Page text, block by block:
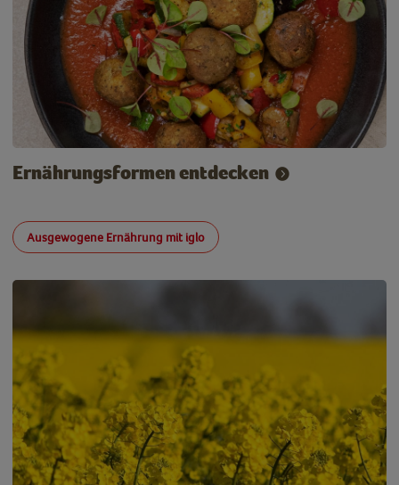
Ernährungsformen entdecken
Ausgewogene Ernährung mit iglo